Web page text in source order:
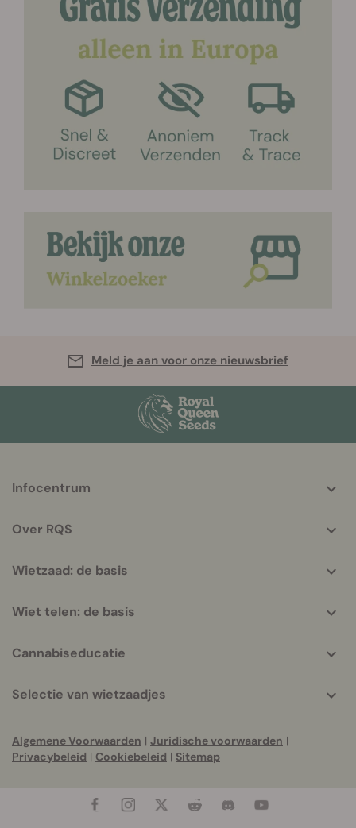
Meld je aan voor onze nieuwsbrief
helpful
Infocentrum
Over RQS
Wietzaad: de basis
Wiet telen: de basis
Cannabiseducatie
Selectie van wietzaadjes
Algemene Voorwaarden | Juridische voorwaarden |
Privacybeleid | Cookiebeleid | Sitemap